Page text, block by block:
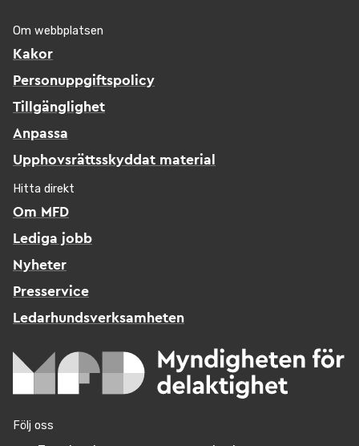
Om webbplatsen
Kakor
Personuppgiftspolicy
Tillgänglighet
Anpassa
Upphovsrättsskyddat material
Hitta direkt
Om MFD
Lediga jobb
Nyheter
Presservice
Ledarhundsverksamheten
Följ oss